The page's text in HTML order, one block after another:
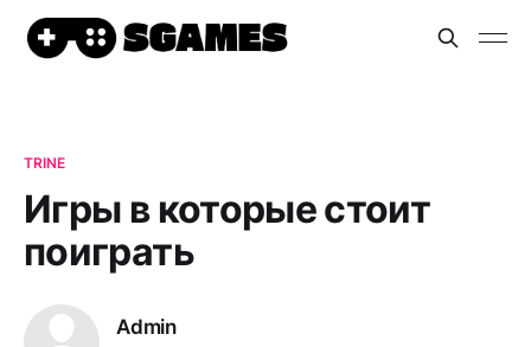
TRINE
Игры в которые стоит
поиграть
Admin